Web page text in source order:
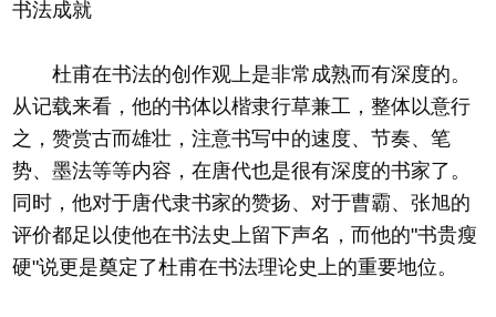
书法成就
杜甫在书法的创作观上是非常成熟而有深度的。
从记载来看，他的书体以楷隶行草兼工，整体以意行
之，赞赏古而雄壮，注意书写中的速度、节奏、笔
势、墨法等等内容，在唐代也是很有深度的书家了。
同时，他对于唐代隶书家的赞扬、对于曹霸、张旭的
评价都足以使他在书法史上留下声名，而他的"书贵瘦
硬"说更是奠定了杜甫在书法理论史上的重要地位。